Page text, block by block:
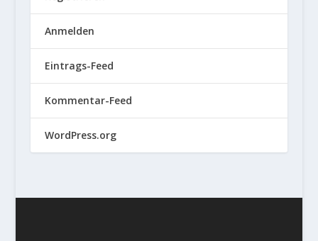
Anmelden
Eintrags-Feed
Kommentar-Feed
WordPress.org